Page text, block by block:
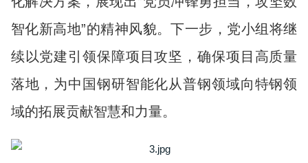
智化新高地”的精神风貌。下一步，党小组将继
续以党建引领保障项目攻坚，确保项目高质量
落地，为中国钢研智能化从普钢领域向特钢领
域的拓展贡献智慧和力量。